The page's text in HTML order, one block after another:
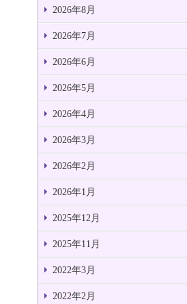
2026年8月
2026年7月
2026年6月
2026年5月
2026年4月
2026年3月
2026年2月
2026年1月
2025年12月
2025年11月
2022年3月
2022年2月